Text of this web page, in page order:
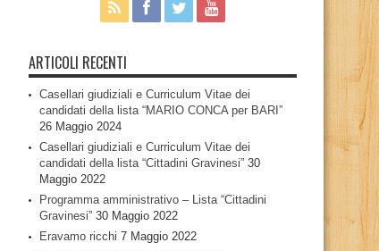
ARTICOLI RECENTI
Casellari giudiziali e Curriculum Vitae dei
candidati della lista “MARIO CONCA per BARI”
26 Maggio 2024
Casellari giudiziali e Curriculum Vitae dei
candidati della lista “Cittadini Gravinesi” 30
Maggio 2022
Programma amministrativo – Lista “Cittadini
Gravinesi” 30 Maggio 2022
Eravamo ricchi 7 Maggio 2022